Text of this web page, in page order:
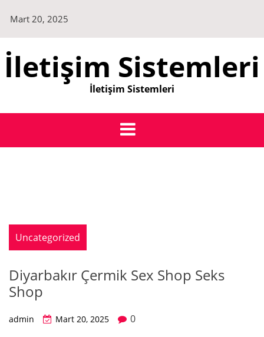
content
Mart 20, 2025
İletişim Sistemleri
İletişim Sistemleri
Uncategorized
Diyarbakır Çermik Sex Shop Seks
Shop
admin Mart 20, 2025 0